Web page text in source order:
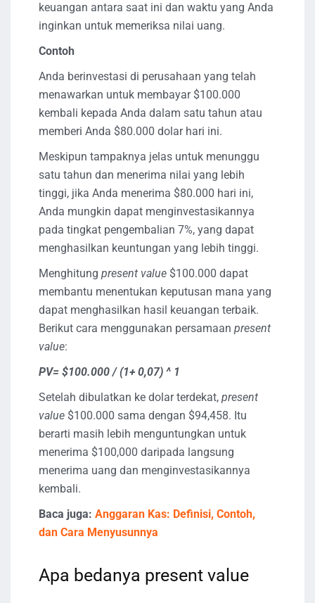
keuangan antara saat ini dan waktu yang Anda
inginkan untuk memeriksa nilai uang.
Contoh
Anda berinvestasi di perusahaan yang telah
menawarkan untuk membayar $100.000
kembali kepada Anda dalam satu tahun atau
memberi Anda $80.000 dolar hari ini.
Meskipun tampaknya jelas untuk menunggu
satu tahun dan menerima nilai yang lebih
tinggi, jika Anda menerima $80.000 hari ini,
Anda mungkin dapat menginvestasikannya
pada tingkat pengembalian 7%, yang dapat
menghasilkan keuntungan yang lebih tinggi.
Menghitung present value $100.000 dapat
membantu menentukan keputusan mana yang
dapat menghasilkan hasil keuangan terbaik.
Berikut cara menggunakan persamaan present
value:
PV= $100.000 / (1+ 0,07) ^ 1
Setelah dibulatkan ke dolar terdekat, present
value $100.000 sama dengan $94,458. Itu
berarti masih lebih menguntungkan untuk
menerima $100,000 daripada langsung
menerima uang dan menginvestasikannya
kembali.
Baca juga: Anggaran Kas: Definisi, Contoh,
dan Cara Menyusunnya
Apa bedanya present value